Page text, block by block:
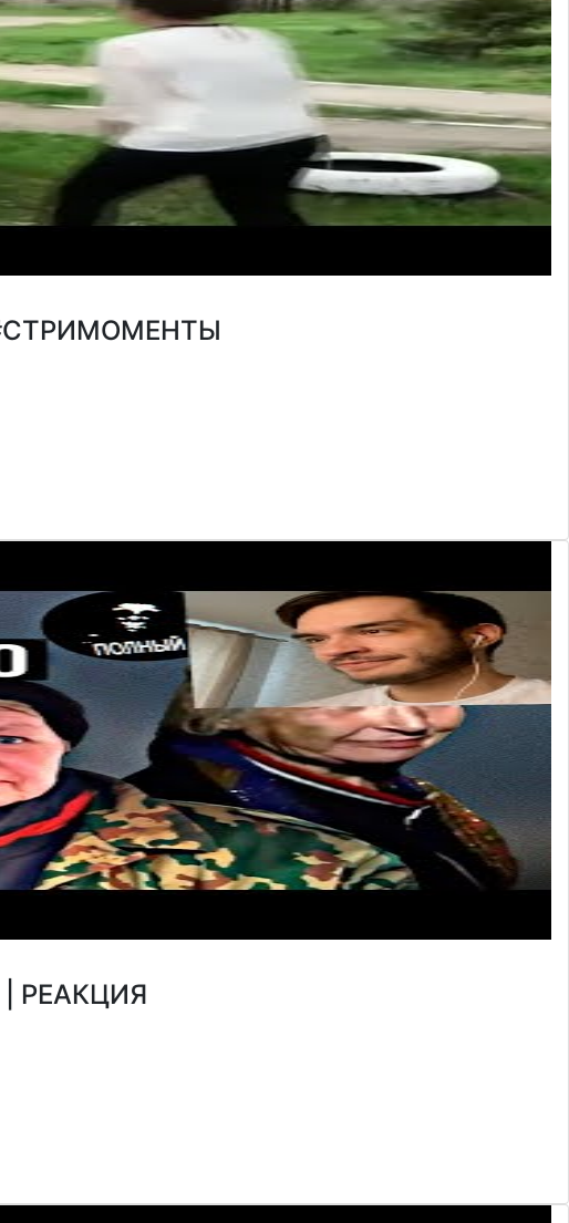
#СТРИМОМЕНТЫ
| РЕАКЦИЯ